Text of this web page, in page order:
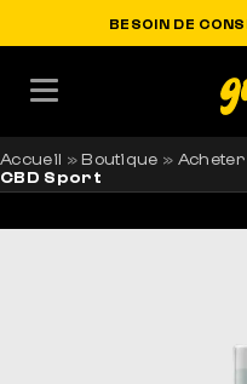
LIVRAISON OFFERTE EN
BESOIN DE
Accueil »Boutique » Acheter
CBD Sport